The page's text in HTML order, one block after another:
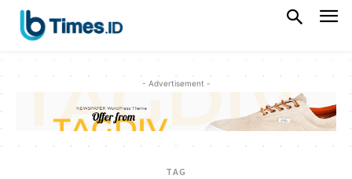
- Advertisement -
TAG